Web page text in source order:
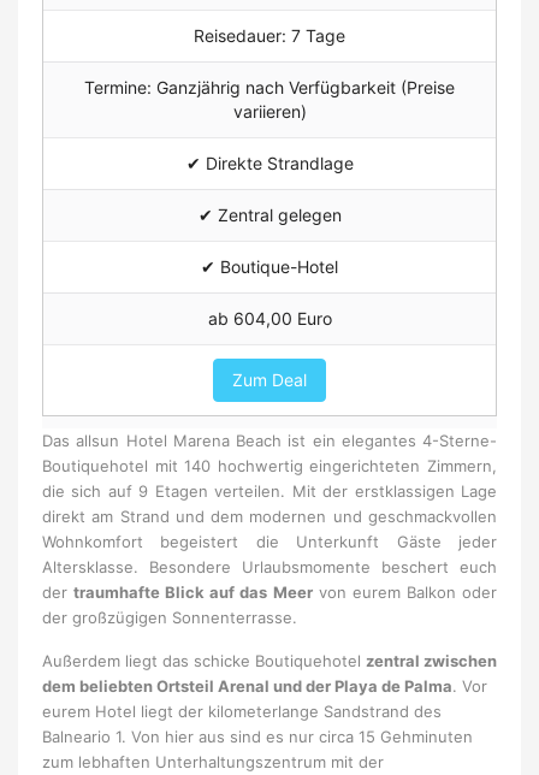
Reisedauer: 7 Tage
Termine: Ganzjährig nach Verfügbarkeit (Preise
variieren)
✔ Direkte Strandlage
✔ Zentral gelegen
✔ Boutique-Hotel
ab 604,00 Euro
Zum Deal
Das allsun Hotel Marena Beach ist ein elegantes 4-Sterne-
Boutiquehotel mit 140 hochwertig eingerichteten Zimmern,
die sich auf 9 Etagen verteilen. Mit der erstklassigen Lage
direkt am Strand und dem modernen und geschmackvollen
Wohnkomfort begeistert die Unterkunft Gäste jeder
Altersklasse. Besondere Urlaubsmomente beschert euch
dertraumhafte Blick auf das Meervon eurem Balkon oder
der großzügigen Sonnenterrasse.
Außerdem liegt das schicke Boutiquehotel zentral zwischen
dem beliebten Ortsteil Arenal und der Playa de Palma. Vor
eurem Hotel liegt der kilometerlange Sandstrand des
Balneario 1. Von hier aus sind es nur circa 15 Gehminuten
zum lebhaften Unterhaltungszentrum mit der